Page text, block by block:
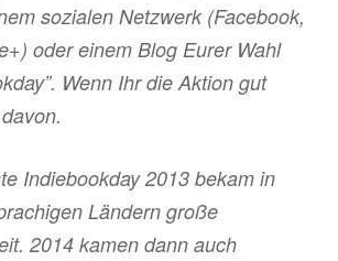
sozialen Netzwerk (Facebook,
oder einem Blog Eurer Wahl
Wenn Ihr die Aktion gut
Indiebookday 2013 bekam in
Ländern große
2014 kamen dann auch